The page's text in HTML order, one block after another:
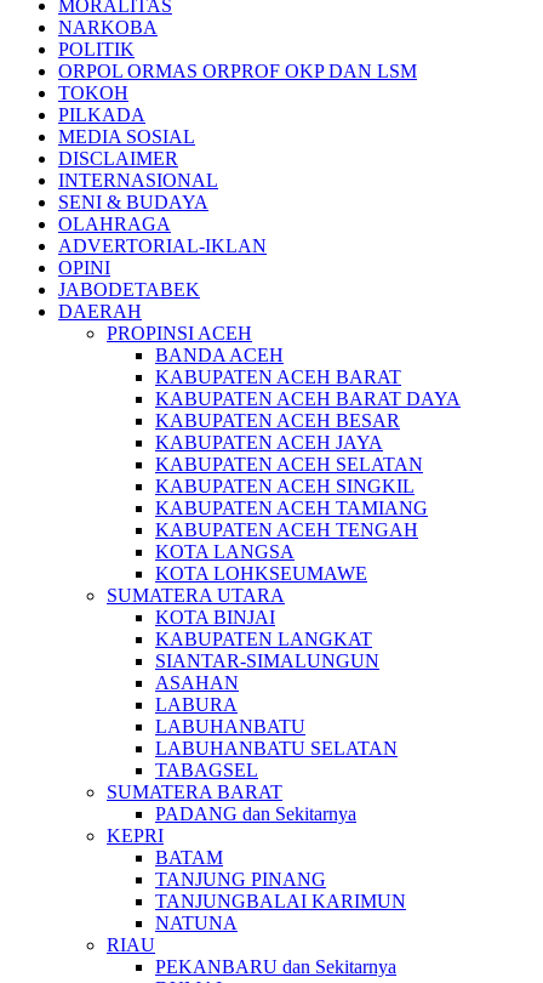
MORALITAS
NARKOBA
POLITIK
ORPOL ORMAS ORPROF OKP DAN LSM
TOKOH
PILKADA
MEDIA SOSIAL
DISCLAIMER
INTERNASIONAL
SENI & BUDAYA
OLAHRAGA
ADVERTORIAL-IKLAN
OPINI
JABODETABEK
DAERAH
PROPINSI ACEH
BANDA ACEH
KABUPATEN ACEH BARAT
KABUPATEN ACEH BARAT DAYA
KABUPATEN ACEH BESAR
KABUPATEN ACEH JAYA
KABUPATEN ACEH SELATAN
KABUPATEN ACEH SINGKIL
KABUPATEN ACEH TAMIANG
KABUPATEN ACEH TENGAH
KOTA LANGSA
KOTA LOHKSEUMAWE
SUMATERA UTARA
KOTA BINJAI
KABUPATEN LANGKAT
SIANTAR-SIMALUNGUN
ASAHAN
LABURA
LABUHANBATU
LABUHANBATU SELATAN
TABAGSEL
SUMATERA BARAT
PADANG dan Sekitarnya
KEPRI
BATAM
TANJUNG PINANG
TANJUNGBALAI KARIMUN
NATUNA
RIAU
PEKANBARU dan Sekitarnya